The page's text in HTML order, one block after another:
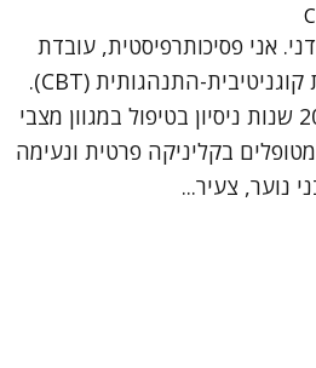
אני פסיכותרפיסטית, עובדת
סוציאלית קלינית ומטפלת קוגניטיבית-התנהגותית (CBT).
אני מביאה איתי קרוב ל-20 שנות ניסיון בטיפול במגוון מצבי
בקליניקה פרטית ונעימה
נוער, צעיר...